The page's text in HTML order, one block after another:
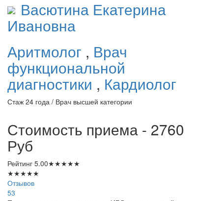
Васютина Екатерина
Ивановна
Аритмолог , Врач
функциональной
диагностики , Кардиолог
Стаж 24 года / Врач высшей категории
Стоимость приема - 2760
Руб
Рейтинг 5.00★★★★★
★★★★★
Отзывов
53